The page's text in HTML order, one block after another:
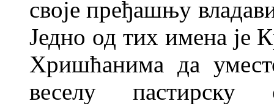
своје пређашњу
Једно од тих имена је
Хришћанима да
веселу